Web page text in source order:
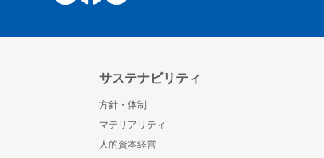
サステナビリティ
方針・体制
マテリアリティ
人的資本経営